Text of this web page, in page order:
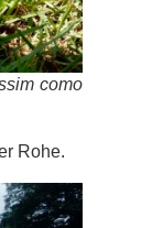
como
Rohe.